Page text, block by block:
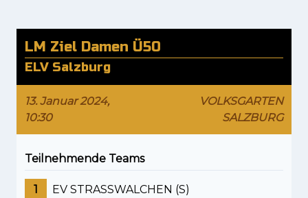
LM Ziel Damen Ü50
ELV Salzburg
13. Januar 2024,
10:30
VOLKSGARTEN
SALZBURG
Teilnehmende Teams
1 EV STRASSWALCHEN (S)